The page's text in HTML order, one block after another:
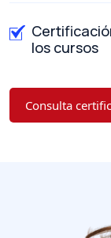
los cursos
Consulta